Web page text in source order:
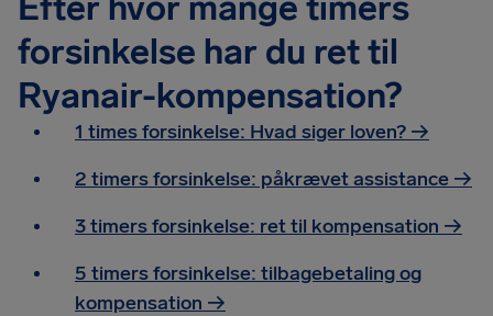
forsinkelse har du ret til
Ryanair-kompensation?
1 times forsinkelse: Hvad siger loven? →
2 timers forsinkelse: påkrævet assistance →
3 timers forsinkelse: ret til kompensation →
5 timers forsinkelse: tilbagebetaling og
kompensation →